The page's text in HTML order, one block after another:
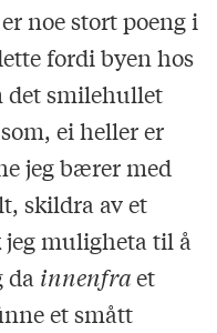
noe stort poeng i
fordi byen hos
det smilehullet
ei heller er
jeg bærer med
skildra av et
muligheta til å
da innenfraet
et smått